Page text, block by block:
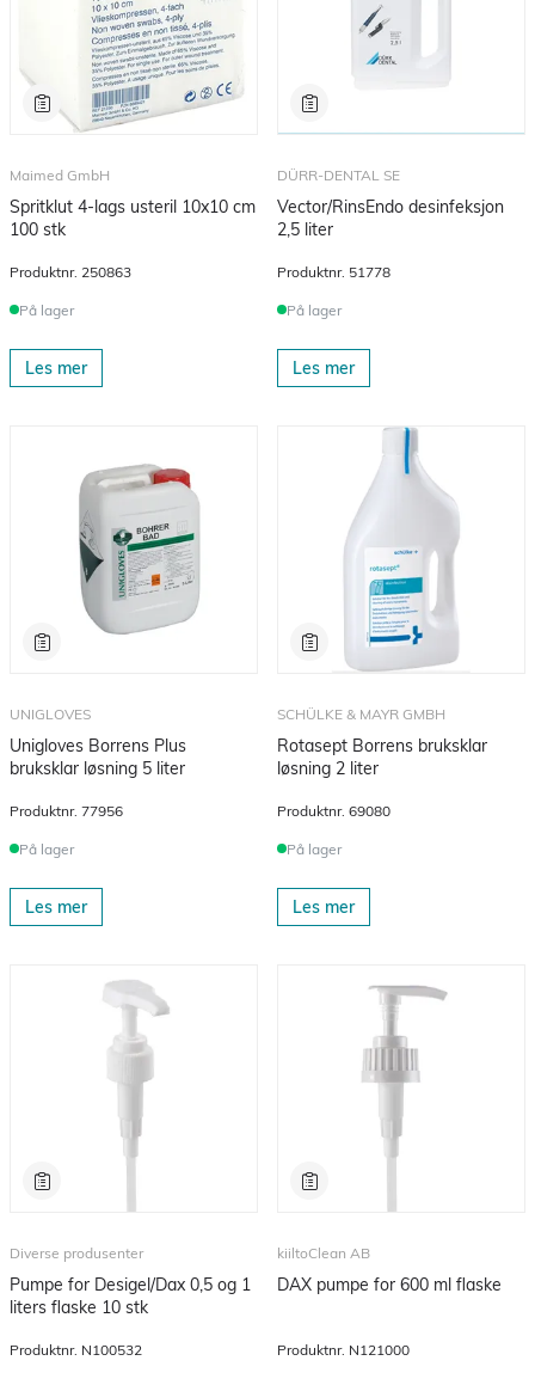
Maimed GmbH
Spritklut 4-lags usteril 10x10 cm
100 stk
Produktnr. 250863
På lager
Les mer
DÜRR-DENTAL SE
Vector/RinsEndo desinfeksjon
2,5 liter
Produktnr. 51778
På lager
Les mer
UNIGLOVES
Unigloves Borrens Plus
bruksklar løsning 5 liter
Produktnr. 77956
På lager
Les mer
SCHÜLKE & MAYR GMBH
Rotasept Borrens bruksklar
løsning 2 liter
Produktnr. 69080
På lager
Les mer
Diverse produsenter
Pumpe for Desigel/Dax 0,5 og 1
liters flaske 10 stk
Produktnr. N100532
kiiltoClean AB
DAX pumpe for 600 ml flaske
Produktnr. N121000